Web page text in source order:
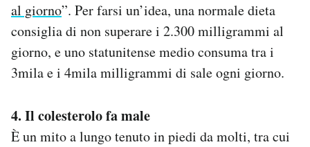
al giorno”. Per farsi un’idea, una normale dieta
consiglia di non superare i 2.300 milligrammi al
giorno, e uno statunitense medio consuma tra i
3mila e i 4mila milligrammi di sale ogni giorno.
4. Il colesterolo fa male
È un mito a lungo tenuto in piedi da molti, tra cui